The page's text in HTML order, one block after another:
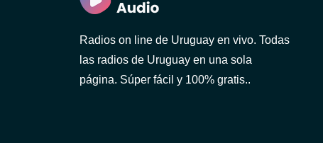
Radios on line de Uruguay en vivo. Todas
las radios de Uruguay en una sola
página. Súper fácil y 100% gratis..